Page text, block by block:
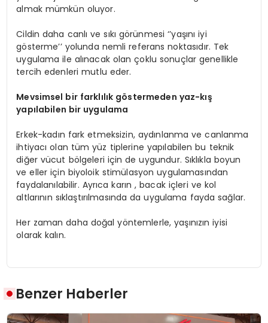
almak mümkün oluyor.
Cildin daha canlı ve sıkı görünmesi ‘’yaşını iyi
gösterme’’ yolunda nemli referans noktasıdır. Tek
uygulama ile alınacak olan çoklu sonuçlar genellikle
tercih edenleri mutlu eder.
Mevsimsel bir farklılık göstermeden yaz-kış
yapılabilen bir uygulama
Erkek-kadın fark etmeksizin, aydınlanma ve canlanma
ihtiyacı olan tüm yüz tiplerine yapılabilen bu teknik
diğer vücut bölgeleri için de uygundur. Sıklıkla boyun
ve eller için biyoloik stimülasyon uygulamasından
faydalanılabilir. Ayrıca karın , bacak içleri ve kol
altlarının sıklaştırılmasında da uygulama fayda sağlar.
Her zaman daha doğal yöntemlerle, yaşınızın iyisi
olarak kalın.
Benzer Haberler